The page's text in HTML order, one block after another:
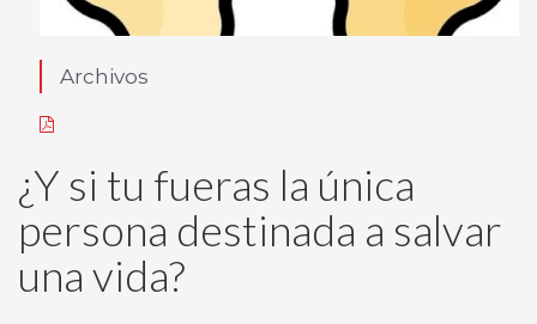
Archivos
¿Y si tu fueras la única
persona destinada a salvar
una vida?